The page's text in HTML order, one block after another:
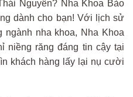
Nguyên? Nha Khoa Bảo
dành cho bạn! Với lịch sử
ngành nha khoa, Nha Khoa
niềng răng đáng tin cậy tại
khách hàng lấy lại nụ cười